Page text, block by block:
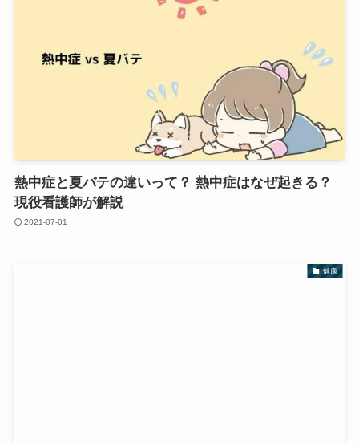
熱中症と夏バテの違いって？ 熱中症はなぜ起きる？
現役看護師が解説
2021-07-01
健康